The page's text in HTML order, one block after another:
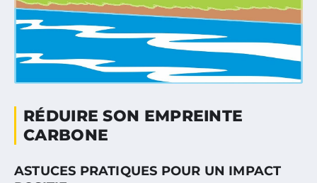
RÉDUIRE SON EMPREINTE
CARBONE
ASTUCES PRATIQUES POUR UN IMPACT